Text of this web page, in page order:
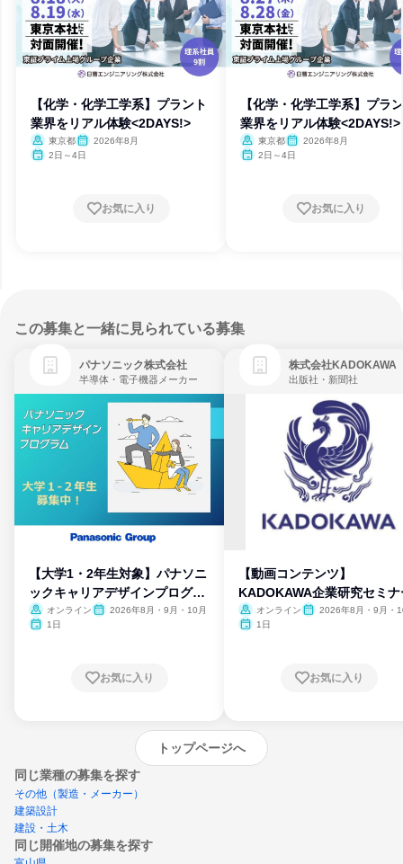
【化学・化学工学系】プラント
業界をリアル体験<2DAYS!>
東京都
2026年8月
2日～4日
お気に入り
【化学・化学工学系】プラ
業界をリアル体験<2DAYS!>
東京都
2026年8月
2日～4日
お気に入り
この募集と一緒に見られている募集
パナソニック株式会社
半導体・電子機器メーカー
【大学1・2年生対象】パナソニ
ックキャリアデザインプログラ
ム
オンライン
2026年8月・9月・10月
1日
お気に入り
株式会社KADOKAWA
出版社・新聞社
【動画コンテンツ】
KADOKAWA企業研究セミナ
オンライン
2026年8月・9月・
1日
お気に入り
トップページへ
同じ業種の募集を探す
その他（製造・メーカー）
建築設計
建設・土木
同じ開催地の募集を探す